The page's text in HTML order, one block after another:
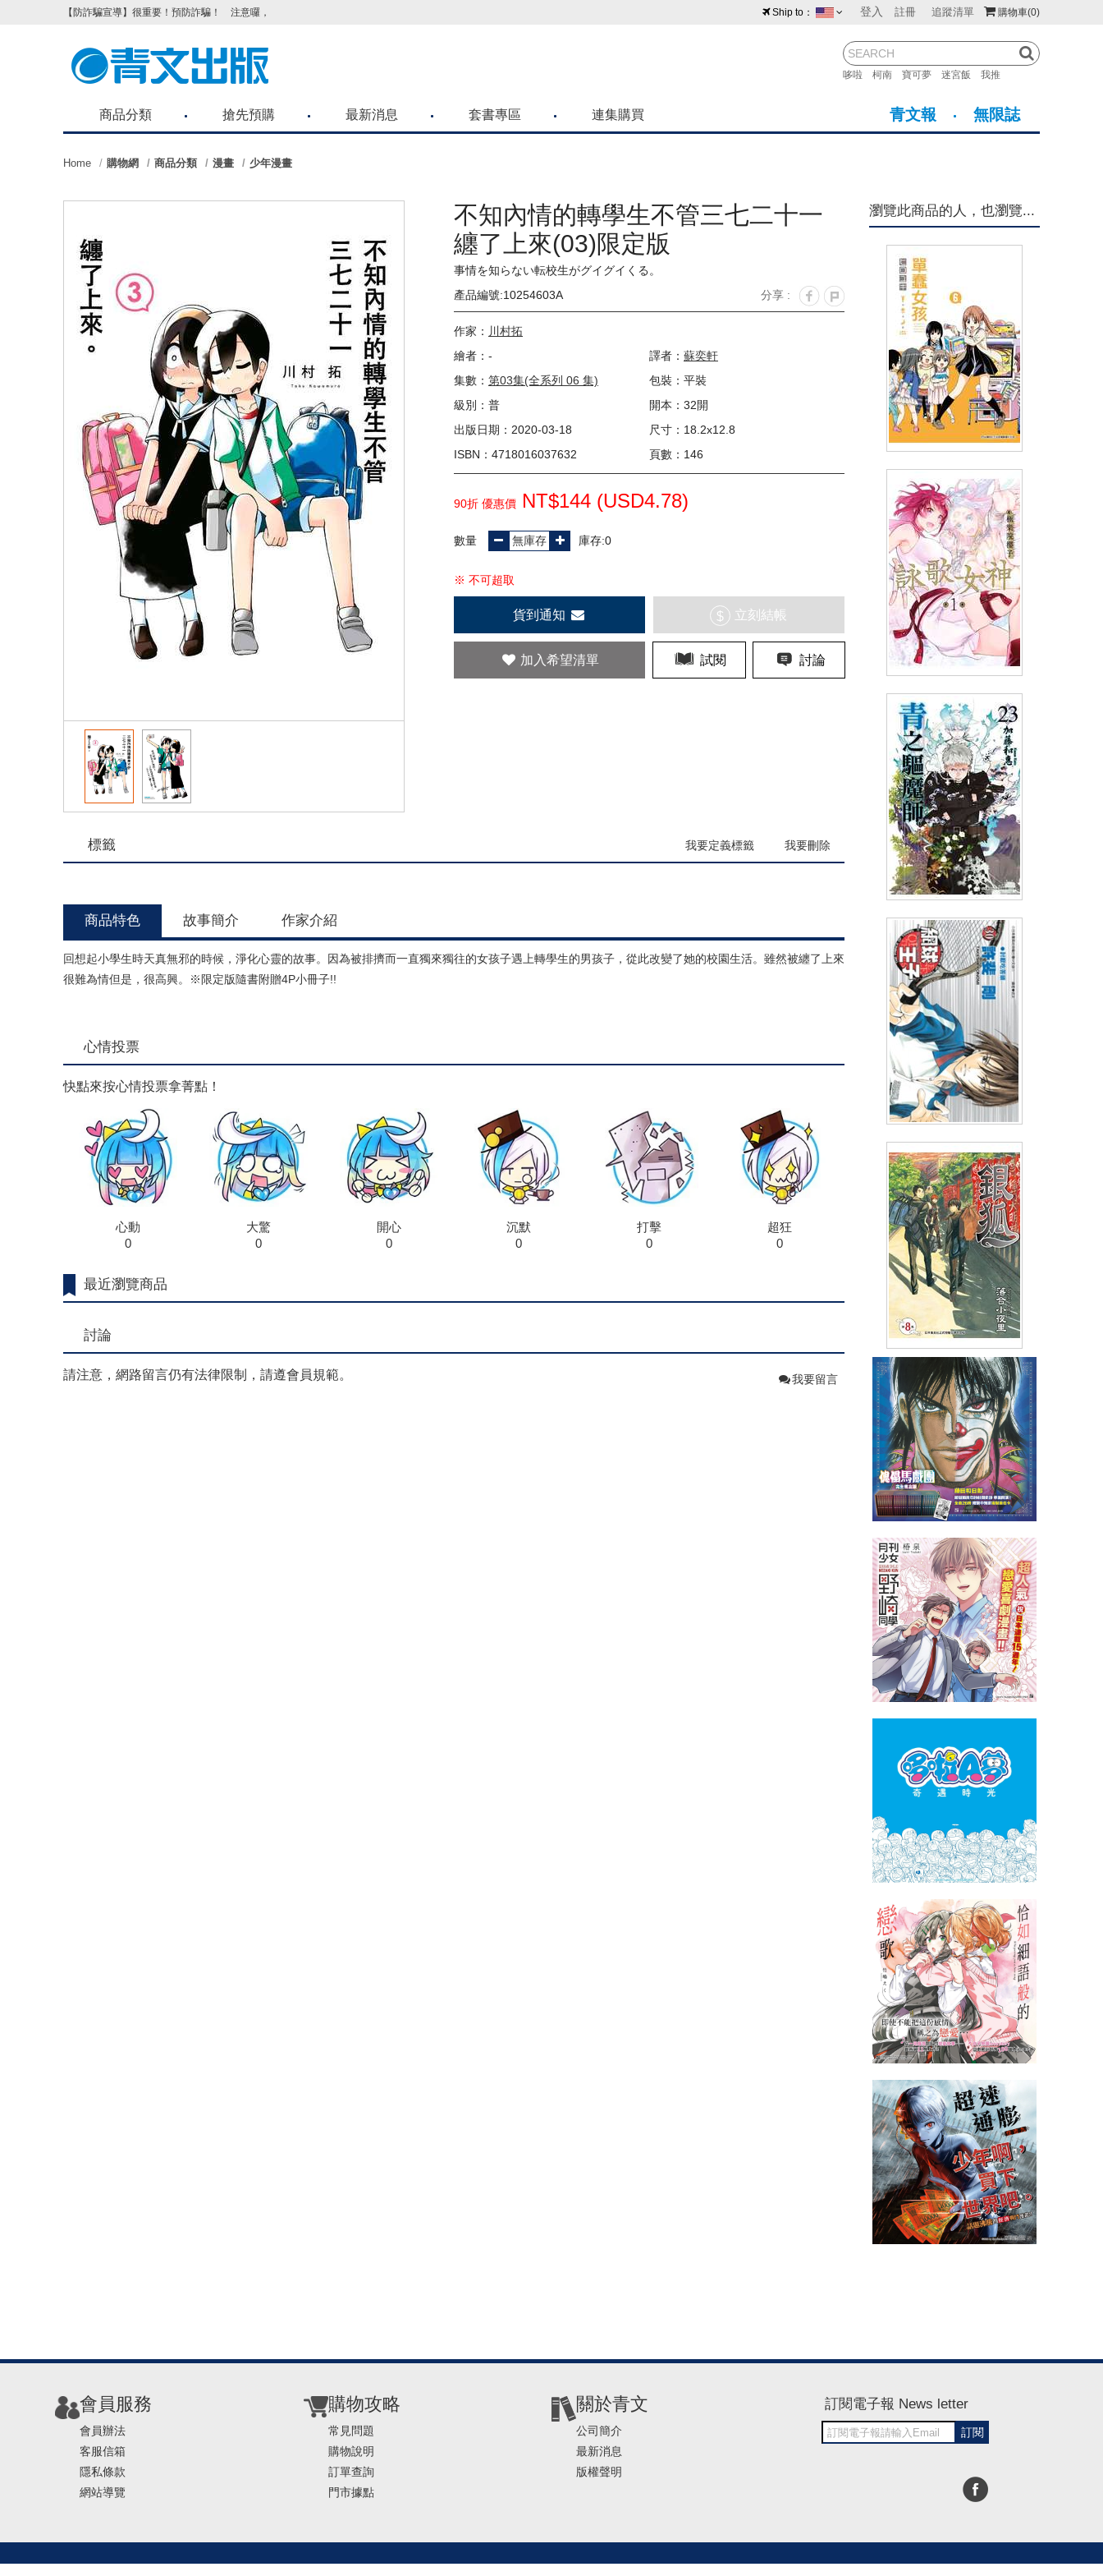
購物車(0)
登入 註冊 追蹤清單
哆啦 柯南 寶可夢 迷宮飯 我推
Ship to：
紐西蘭 馬來西亞
澳門 菲律賓
【防詐騙宣導】很重要！預防詐騙！ 注意囉，不要被騙了！請各位喜歡青文購物網的朋友們，提高警覺！
商品分類 搶先預購 最新消息 套書專區 連集購買 青文報 無限誌
Home 購物網 商品分類 漫畫 少年漫畫
不知內情的轉學生不管三七二十一
纏了上來(03)限定版
事情を知らない転校生がグイグイくる。
產品編號:10254603A
分享 :
作家： 川村拓
繪者：-
譯者： 蘇奕軒
集數： 第03集(全系列 06 集)
包裝：平裝
級別：普
開本：32開
出版日期：2020-03-18
尺寸：18.2x12.8
ISBN：4718016037632
頁數：146
90折 優惠價 NT$144 (USD4.78)
數量 庫存:0
※ 不可超取
貨到通知 $ 立刻結帳
加入希望清單 試閱 討論
標籤 我要定義標籤 我要刪除
商品特色 故事簡介 作家介紹
回想起小學生時天真無邪的時候，淨化心靈的故事。因為被排擠而一直獨來獨往的女孩子遇上轉學生的男孩子，從此改變了她的校園生活。雖然被纏了上來
很難為情但是，很高興。※限定版隨書附贈4P小冊子!!
心情投票
快點來按心情投票拿菁點！
心動
0
大驚
0
開心
0
沉默
0
打擊
0
超狂
0
最近瀏覽商品
討論
請注意，網路留言仍有法律限制，請遵會員規範。 我要留言
瀏覽此商品的人，也瀏覽...
NT$110 90折 NT$99 (USD3.29)
詠歌女神(01)
NT$140 90折 NT$126 (USD4.18)
青之驅魔師(23)
NT$99 91折 NT$90 (USD2.99)
NT$85 91折 NT$77 (USD2.56)
銀狐(08)
NT$130 90折 NT$117 (USD3.88)
會員服務
會員辦法
客服信箱
隱私條款
網站導覽
購物攻略
常見問題
購物說明
訂單查詢
門市據點
關於青文
公司簡介
最新消息
版權聲明
訂閱電子報 News letter
訂閱